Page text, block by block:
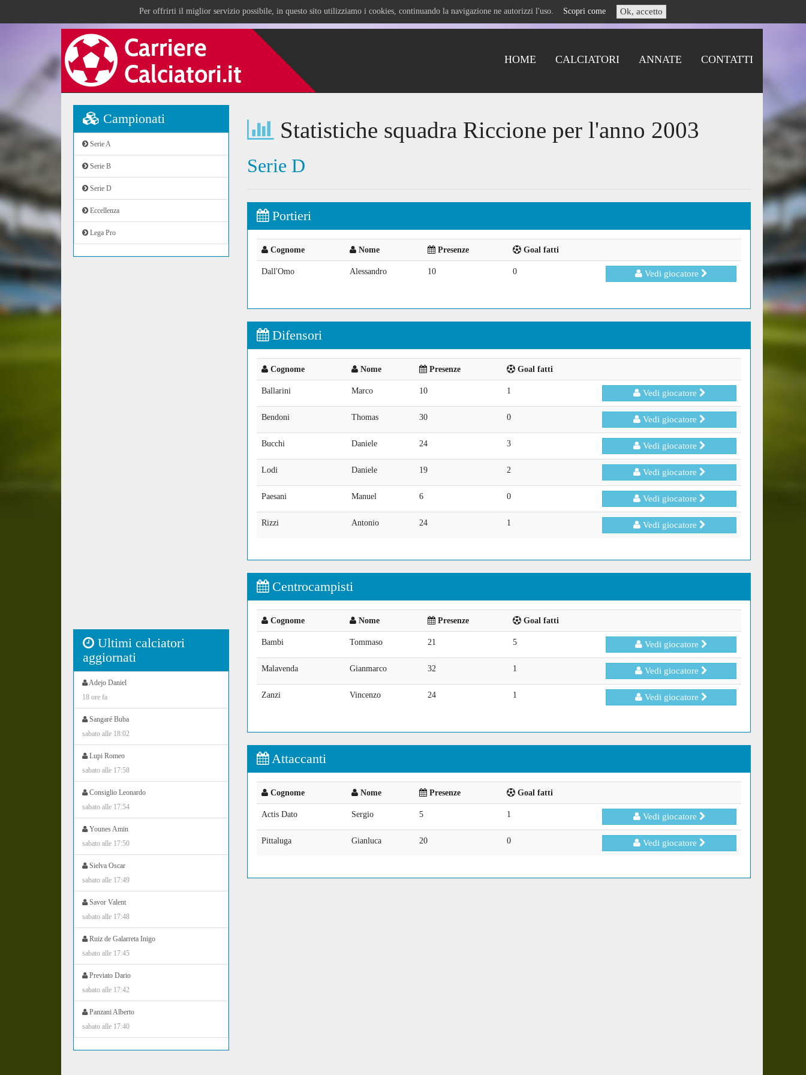
Per offrirti il miglior servizio possibile, in questo sito utilizziamo i cookies, continuando la navigazione ne autorizzi l'uso. Scopri come Ok, accetto
HOME CALCIATORI ANNATE CONTATTI
Campionati
Serie A
Serie B
Serie D
Eccellenza
Lega Pro
Ultimi calciatori
aggiornati
Adejo Daniel
18 ore fa
Sangaré Buba
sabato alle 18:02
Lupi Romeo
sabato alle 17:58
Consiglio Leonardo
sabato alle 17:54
Younes Amin
sabato alle 17:50
Sielva Oscar
sabato alle 17:49
Savor Valent
sabato alle 17:48
Ruiz de Galarreta Inigo
sabato alle 17:45
Previato Dario
sabato alle 17:42
Panzani Alberto
sabato alle 17:40
Statistiche squadra Riccione per l'anno 2003
Serie D
Portieri
Cognome Nome Presenze Goal fatti
Dall'Omo Alessandro 10 0 Vedi giocatore
Difensori
Cognome Nome Presenze Goal fatti
Ballarini Marco 10 1 Vedi giocatore
Bendoni Thomas 30 0 Vedi giocatore
Bucchi Daniele 24 3 Vedi giocatore
Lodi Daniele 19 2 Vedi giocatore
Paesani Manuel 6 0 Vedi giocatore
Rizzi Antonio 24 1 Vedi giocatore
Centrocampisti
Cognome Nome Presenze Goal fatti
Bambi Tommaso 21 5 Vedi giocatore
Malavenda Gianmarco 32 1 Vedi giocatore
Zanzi Vincenzo 24 1 Vedi giocatore
Attaccanti
Cognome Nome Presenze Goal fatti
Actis Dato Sergio 5 1 Vedi giocatore
Pittaluga Gianluca 20 0 Vedi giocatore